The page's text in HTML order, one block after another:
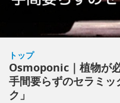
トップ
Osmoponic｜植物が
手間要らずのセラミ
ク」